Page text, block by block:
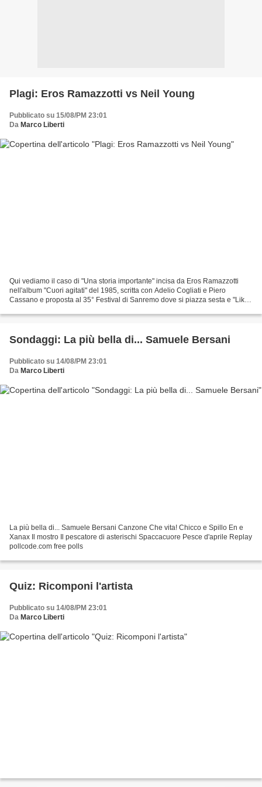
Plagi: Eros Ramazzotti vs Neil Young
Pubblicato su 15/08/PM 23:01
Da Marco Liberti
Qui vediamo il caso di "Una storia importante" incisa da Eros Ramazzotti
nell'album "Cuori agitati" del 1985, scritta con Adelio Cogliati e Piero
Cassano e proposta al 35° Festival di Sanremo dove si piazza sesta e "Like
Sondaggi: La più bella di... Samuele Bersani
Pubblicato su 14/08/PM 23:01
Da Marco Liberti
La più bella di... Samuele Bersani Canzone Che vita! Chicco e Spillo En e
Xanax Il mostro Il pescatore di asterischi Spaccacuore Pesce d'aprile Replay
pollcode.com free polls
Quiz: Ricomponi l'artista
Pubblicato su 14/08/PM 23:01
Da Marco Liberti